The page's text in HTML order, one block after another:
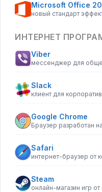
Microsoft Office
ИНТЕРНЕТ
Viber
мессенджер для
Slack
клиент для
Google Chrome
Safari
интернет-браузер от
Steam
онлайн-магазин игр